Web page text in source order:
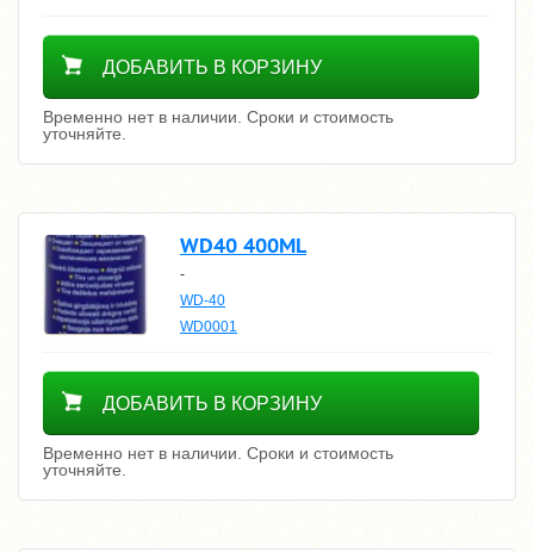
Уточнить цену
ДОБАВИТЬ В КОРЗИНУ
Временно нет в наличии. Сроки и стоимость
уточняйте.
WD40 400ML
-
WD-40
WD0001
Уточнить цену
ДОБАВИТЬ В КОРЗИНУ
Временно нет в наличии. Сроки и стоимость
уточняйте.